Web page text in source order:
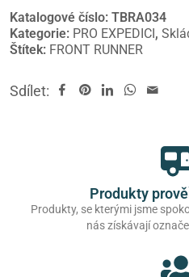
Katalogové číslo: TBRA034
Kategorie: PRO EXPEDICI,
Štítek: FRONT RUNNER
Sdílet:
Produkty
Produkty, se kterými jsme
nás získávají